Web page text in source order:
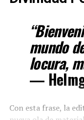
mundo
locura,
—
Con esta frase, la